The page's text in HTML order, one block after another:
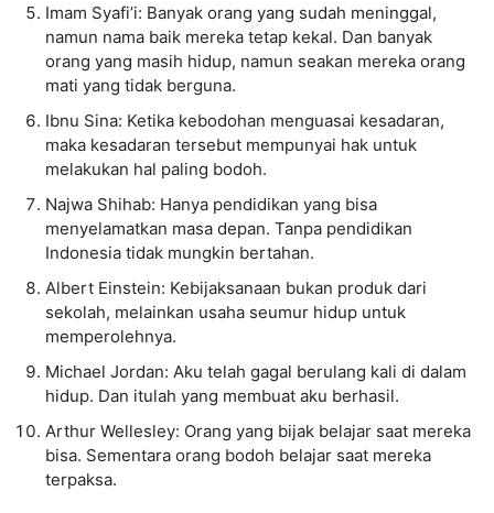
Imam Syafi’i: Banyak orang yang sudah meninggal,
namun nama baik mereka tetap kekal. Dan banyak
orang yang masih hidup, namun seakan mereka orang
mati yang tidak berguna.
Ibnu Sina: Ketika kebodohan menguasai kesadaran,
maka kesadaran tersebut mempunyai hak untuk
melakukan hal paling bodoh.
Najwa Shihab: Hanya pendidikan yang bisa
menyelamatkan masa depan. Tanpa pendidikan
Indonesia tidak mungkin bertahan.
Albert Einstein: Kebijaksanaan bukan produk dari
sekolah, melainkan usaha seumur hidup untuk
memperolehnya.
Michael Jordan: Aku telah gagal berulang kali di dalam
hidup. Dan itulah yang membuat aku berhasil.
Arthur Wellesley: Orang yang bijak belajar saat mereka
bisa. Sementara orang bodoh belajar saat mereka
terpaksa.